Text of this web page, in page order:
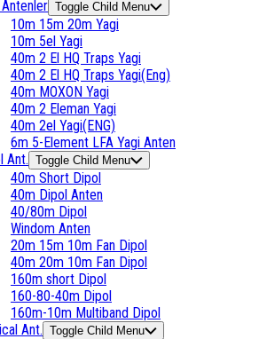
Toggle Child Menu
10m 15m 20m Yagi
10m 5el Yagi
40m 2 El HQ Traps Yagi
40m 2 El HQ Traps Yagi(Eng)
40m MOXON Yagi
40m 2 Eleman Yagi
40m 2el Yagi(ENG)
6m 5-Element LFA Yagi Anten
Ant. Toggle Child Menu
40m Short Dipol
40m Dipol Anten
40/80m Dipol
Windom Anten
20m 15m 10m Fan Dipol
40m 20m 10m Fan Dipol
160m short Dipol
160-80-40m Dipol
160m-10m Multiband Dipol
Ant.
Toggle Child Menu